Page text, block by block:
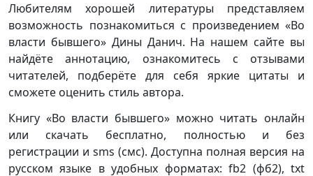
Любителям хорошей литературы представляем
возможность познакомиться с произведением «Во
власти бывшего» Дины Данич. На нашем сайте вы
найдёте аннотацию, ознакомитесь с отзывами
читателей, подберёте для себя яркие цитаты и
сможете оценить стиль автора.
Книгу «Во власти бывшего» можно читать онлайн
или скачать бесплатно, полностью и без
регистрации и sms (смс). Доступна полная версия на
русском языке в удобных форматах: fb2 (фб2), txt